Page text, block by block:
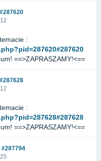
:
==>ZAPRASZAMY!<==
:
==>ZAPRASZAMY!<==
#287794